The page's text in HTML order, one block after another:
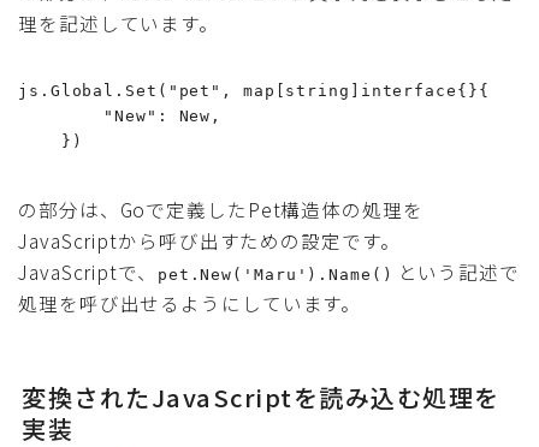
理を記述しています。
js.Global.Set("pet", map[string]interface{}{
        "New": New,
    })
の部分は、Goで定義したPet構造体の処理を
JavaScriptから呼び出すための設定です。
JavaScriptで、
pet.New('Maru').Name()
という記述で
処理を呼び出せるようにしています。
変換されたJavaScriptを読み込む処理を
実装